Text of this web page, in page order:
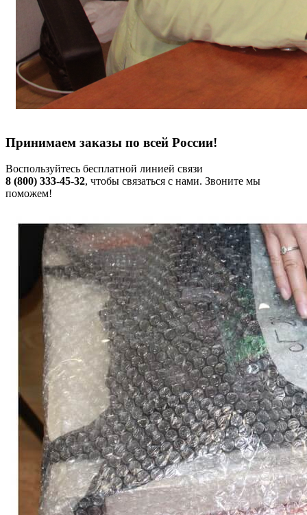
Принимаем заказы по всей России!
Воспользуйтесь бесплатной линией связи
8 (800) 333-45-32, чтобы связаться с нами. Звоните мы
поможем!